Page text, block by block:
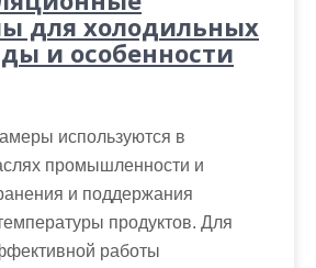
для холодильных
и особенности
используются в
промышленности и
и поддержания
продуктов. Для
работы